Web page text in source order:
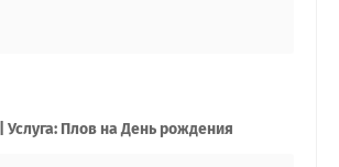
Услуга: Плов на День рождения